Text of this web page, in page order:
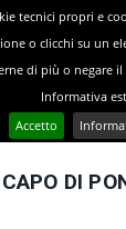
Posts Tagged
CAPO DI
tecnici propri e
o clicchi su un
di più o negare
Informativa
Accetto